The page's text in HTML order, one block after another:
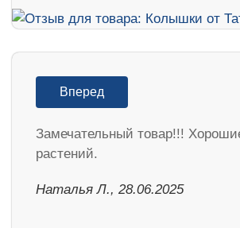
Вперед
Замечательный товар!!!
растений.
Наталья Л., 28.06.2025